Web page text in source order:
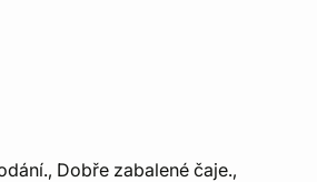
Dobře zabalené čaje.,